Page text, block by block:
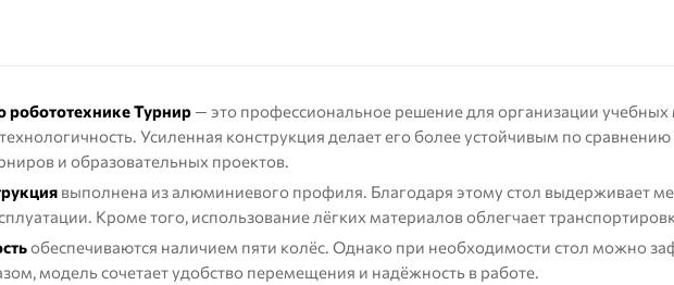
робототехнике Турнир — это профессиональное решение для организации
Усиленная конструкция делает его более устойчивым по
и образовательных проектов.
выполнена из алюминиевого профиля. Благодаря этому стол выдерживает
Кроме того, использование лёгких материалов облегчает
обеспечиваются наличием пяти колёс. Однако при необходимости стол можно
модель сочетает удобство перемещения и надёжность в работе.